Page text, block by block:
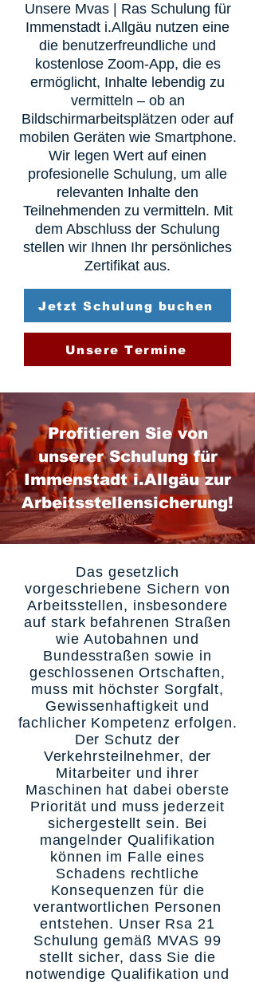
Unsere Mvas | Ras Schulung für
Immenstadt i.Allgäu nutzen eine
die benutzerfreundliche und
kostenlose Zoom-App, die es
ermöglicht, Inhalte lebendig zu
vermitteln – ob an
Bildschirmarbeitsplätzen oder auf
mobilen Geräten wie Smartphone.
Wir legen Wert auf einen
profesionelle Schulung, um alle
relevanten Inhalte den
Teilnehmenden zu vermitteln. Mit
dem Abschluss der Schulung
stellen wir Ihnen Ihr persönliches
Zertifikat aus.
Jetzt Schulung buchen
Unsere Termine
Profitieren Sie von
unserer Schulung für
Immenstadt i.Allgäu zur
Arbeitsstellensicherung!
Das gesetzlich
vorgeschriebene Sichern von
Arbeitsstellen, insbesondere
auf stark befahrenen Straßen
wie Autobahnen und
Bundesstraßen sowie in
geschlossenen Ortschaften,
muss mit höchster Sorgfalt,
Gewissenhaftigkeit und
fachlicher Kompetenz erfolgen.
Der Schutz der
Verkehrsteilnehmer, der
Mitarbeiter und ihrer
Maschinen hat dabei oberste
Priorität und muss jederzeit
sichergestellt sein. Bei
mangelnder Qualifikation
können im Falle eines
Schadens rechtliche
Konsequenzen für die
verantwortlichen Personen
entstehen. Unser Rsa 21
Schulung gemäß MVAS 99
stellt sicher, dass Sie die
notwendige Qualifikation und